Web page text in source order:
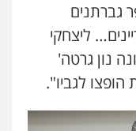
גברתנים
ליצחקי
נון גרטה'
הופצו לגביו".